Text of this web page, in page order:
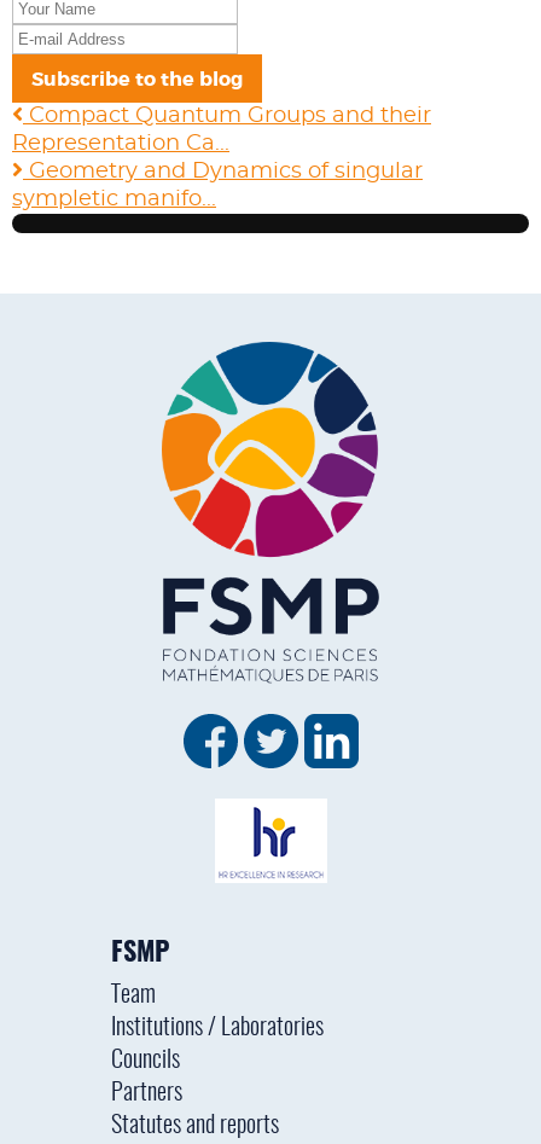
Your
Name
E-
Address
Subscribe to the blog
Compact Quantum Groups and their
Representation Ca...
Geometry and Dynamics of singular
sympletic manifo...
FSMP
Team
Institutions / Laboratories
Councils
Partners
Statutes and reports